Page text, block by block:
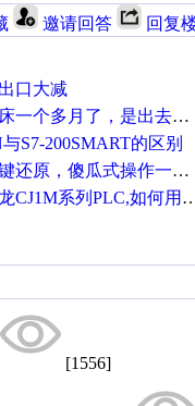
邀请回答 回复
口大减
去安装机械手在高速遭遇车祸所致:大家工作都要特别注意啊
与S7-200SMART的区别
轻松备份还原；程序为向导式安装，一键即可实现自动备份或还原系统。
时间控制变频器。要求时间在组态王中可以自由输入！拜托各位大神了！
[1556]